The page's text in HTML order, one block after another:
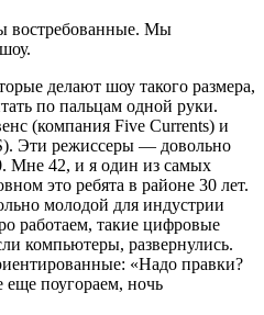
востребованные. Мы
делают шоу такого размера,
по пальцам одной руки.
(компания Five Currents) и
Эти режиссеры — довольно
Мне 42, и я один из самых
это ребята в районе 30 лет.
молодой для индустрии
работаем, такие цифровые
компьютеры, развернулись.
«Надо правки?
еще поугораем, ночь